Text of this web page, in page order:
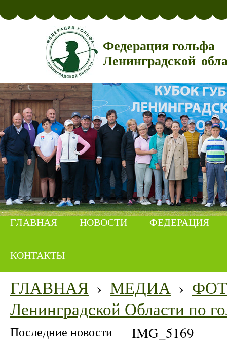
Федерация гольфа
Ленинградской
ГЛАВНАЯ НОВОСТИ ФЕДЕРАЦИЯ
КОНТАКТЫ
ГЛАВНАЯ › МЕДИА ›
Ленинградской Области по
Последние новости IMG_5169